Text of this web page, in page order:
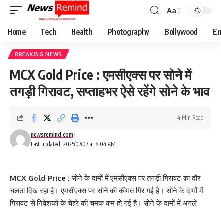
Font
Resizer
Aa
Home Tech Health Photography Bollywood
BREAKING NEWS
MCX Gold Price : एमसीएक्स पर सोने में
तगड़ी गिरावट, सप्ताहभर ऐसे रहेंगे सोने के भाव
Last updated: 2025/07/07 at 8:04 AM
newsremind.com
4 Min Read
MCX Gold Price :सोने के दामों में एमसीएक्स पर तगड़ी गिरावट का दौर
चलता दिख रहा है। एमसीएक्स पर सोने की कीमत गिर गई है। सोने के दामों में
गिरावट से निवेशकों के चेहरे की चमक कम हो गई है। सोने के दामों में अगले